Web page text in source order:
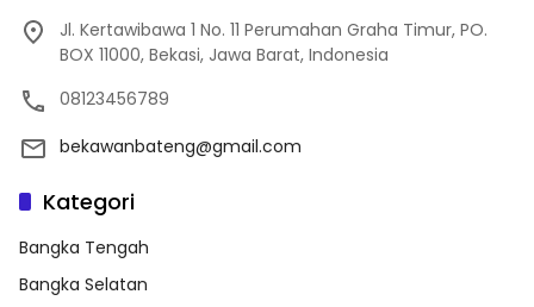
Jl. Kertawibawa 1 No. 11 Perumahan Graha Timur, PO.
BOX 11000, Bekasi, Jawa Barat, Indonesia
08123456789
bekawanbateng@gmail.com
Kategori
Bangka Tengah
Bangka Selatan